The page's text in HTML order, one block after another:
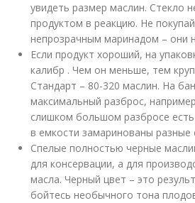
увидеть размер маслин. Стекло
продуктом в реакцию. Не
непрозрачным маринадом – они
Если продукт хороший, на
калибр . Чем он меньше, тем
Стандарт – 80-320 маслин. На
максимальный разброс,
слишком большом разбросе
в емкости замаринованы разные
Спелые полностью черные
для консервации, а для
масла. Черный цвет – это
бойтесь необычного тона